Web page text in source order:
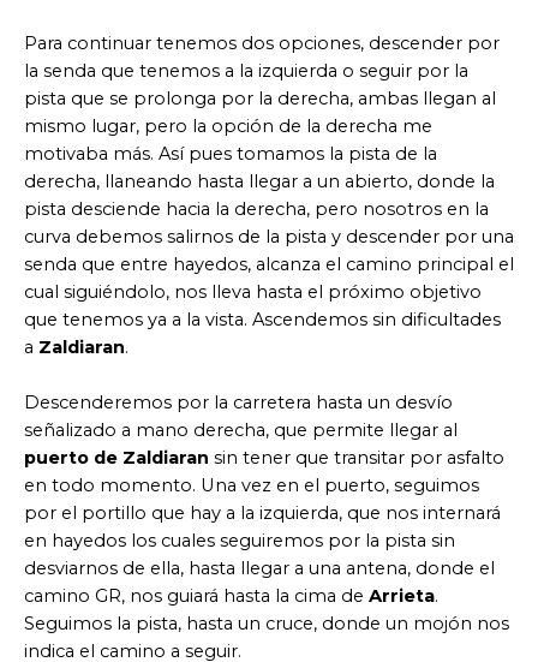
Para continuar tenemos dos opciones, descender por
la senda que tenemos a la izquierda o seguir por la
pista que se prolonga por la derecha, ambas llegan al
mismo lugar, pero la opción de la derecha me
motivaba más. Así pues tomamos la pista de la
derecha, llaneando hasta llegar a un abierto, donde la
pista desciende hacia la derecha, pero nosotros en la
curva debemos salirnos de la pista y descender por una
senda que entre hayedos, alcanza el camino principal el
cual siguiéndolo, nos lleva hasta el próximo objetivo
que tenemos ya a la vista. Ascendemos sin dificultades
a Zaldiaran.
Descenderemos por la carretera hasta un desvío
señalizado a mano derecha, que permite llegar al
puerto de Zaldiaran sin tener que transitar por asfalto
en todo momento. Una vez en el puerto, seguimos
por el portillo que hay a la izquierda, que nos internará
en hayedos los cuales seguiremos por la pista sin
desviarnos de ella, hasta llegar a una antena, donde el
camino GR, nos guiará hasta la cima de Arrieta.
Seguimos la pista, hasta un cruce, donde un mojón nos
indica el camino a seguir.